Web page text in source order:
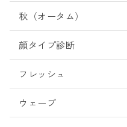
秋（オータム）
顔タイプ診断
フレッシュ
ウェーブ